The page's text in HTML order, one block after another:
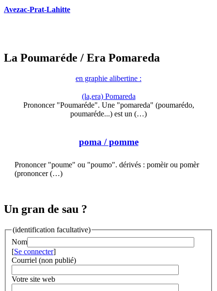
Avezac-Prat-Lahitte
La Poumaréde / Era Pomareda
en graphie alibertine :
(la,era) Pomareda
Prononcer "Poumaréde". Une "pomareda" (poumarédo,
poumaréde...) est un (…)
poma / pomme
Prononcer "poume" ou "poumo". dérivés : pomèir ou pomèr
(prononcer (…)
Un gran de sau ?
(identification facultative)
Nom
[Se connecter]
Courriel (non publié)
Votre site web